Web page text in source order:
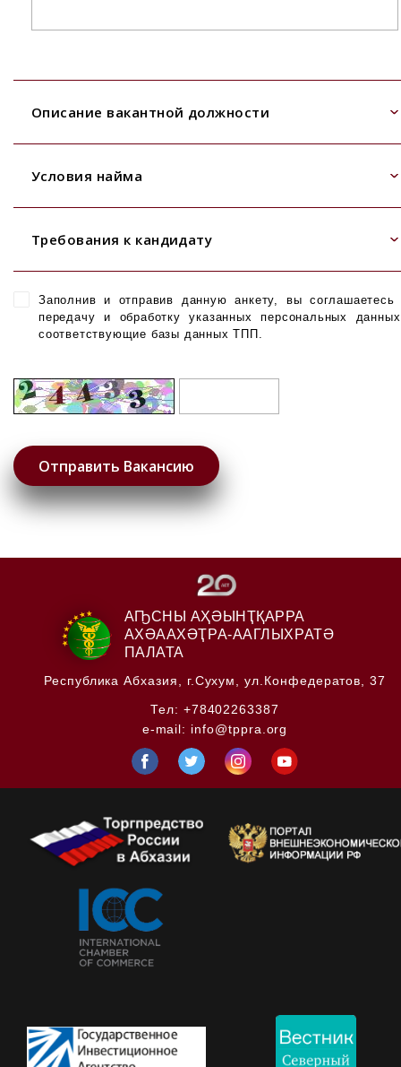
Описание вакантной должности
Условия найма
Требования к кандидату
Заполнив и отправив данную анкету, вы соглашаетесь
передачу и обработку указанных персональных
соответствующие базы данных ТПП.
АҦСНЫ АҲӘЫНҬҚАРРА
АХӘААХӘҬРА-ААГЛЫХРАТӘ
ПАЛАТА
Республика Абхазия, г.Сухум, ул.Конфедератов, 37
Тел: +78402263387
e-mail: info@tppra.org